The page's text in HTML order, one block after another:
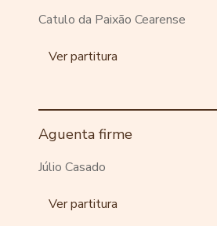
Catulo da Paixão Cearense
Ver partitura
Aguenta firme
Júlio Casado
Ver partitura